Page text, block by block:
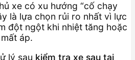
xe có xu hướng “cố chạy
là lựa chọn rủi ro nhất vì lực
đột ngột khi nhiệt tăng hoặc
áp.
lý sau kiểm tra xe sau tai